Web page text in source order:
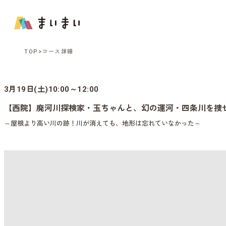
TOP コース詳細
3月19日(土)10:00～12:00
【西院】廃河川探検家・玉ちゃんと、幻の運河・四条川を捜
～屋根より高い川の跡！川が消えても、地形は忘れていなかった～